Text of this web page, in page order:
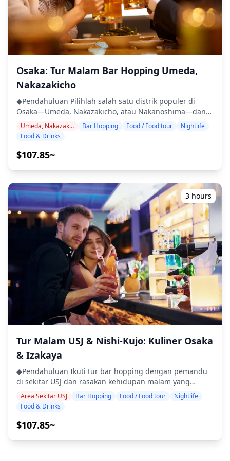
c6c6e3b7b950.webp?w=1200&h=800&fit=crop&q=80) ![]
(https://assets.hldycdn.com/f8bd341d-fb5f-4cff-888c-
611f34a2b9ad.jpg?w=1200&h=800&fit=crop&q=80) ![]
(https://assets.hldycdn.com/87c0dbc4-065e-47d8-ac86-
457d80c9b7e6.jpg?w=1200&h=800&fit=crop&q=80) ![]
(https://assets.hldycdn.com/11c3e6ce-f08f-4e60-98b4-
d7be8f6ec703.webp?w=1200&h=800&fit=crop&q=80)
salah satu distrik hiburan paling terkenal di Osaka
◆Termasuk ・2 minuman di setiap 3 tempat (total 6
minuman) ・Makan malam: hidangan izakaya dan
hidangan khas lokal ・Kunjungi 2–3 tempat — seperti
warung makan, izakaya, atau bar — bersama dengan
pemandu lokal ◆Tidak Termasuk ・Penjemputan dan
pengantaran hotel ・Tip ・Biaya transportasi ・
Minuman atau makanan tambahan yang tidak termasuk
dalam biaya tur ・Pengeluaran pribadi atau belanja
◆Info Tambahan ・Jumlah maksimum peserta untuk tur
ini adalah 8 orang. ・Anak-anak harus didampingi oleh
berusia 20 tahun ke atas (usia minum legal di Jepang).
・Harap diperhatikan bahwa makanan disiapkan di
dapur yang terpisah dari Holiday Travel, jadi kami tidak
dapat menjamin makanan bebas alergi atau
mengakomodasi batasan diet. ◆Tsutenkaku & Shinsekai
– Makanan & Kehidupan Malam Area Tsutenkaku dan
Shinsekai terkenal dengan budaya kushikatsu dan
suasana hiburan retro. Shinsekai adalah rumah bagi
restoran kushikatsu yang sudah lama berdiri seperti
Daruma dan Yaekatsu, di mana aturan "tidak boleh
mencelup dua kali" telah menjadi bagian integral dari
budaya makanan lokal. Pengunjung juga dapat
menikmati makanan jiwa Osaka seperti takoyaki dan
okonomiyaki, menikmati cita rasa unik dari distrik ini. Di
gang-gang sempit Janjan Yokocho, Anda akan
menemukan banyak izakaya kecil, bar berdiri, dan kedai
permainan retro yang menawarkan smartball dan
pachinko. Dengan lampu neon, permainan nostalgia,
dan tempat minum yang nyaman, ini adalah area
tempat Anda dapat menikmati bar-hopping sambil
menikmati suasana retro kota.
Osaka: Tur Malam Bar Hopping Umeda,
Nakazakicho
◆Pendahuluan Pilihlah salah satu distrik populer di
Osaka—Umeda, Nakazakicho, atau Nakanoshima—dan
ikuti tur bar-hopping dengan pemandu untuk
merasakan kehidupan malam kota. Di area yang Anda
cita rasa lokal seperti kushikatsu, yakitori, bir, dan
jalanan hiburan yang ramai, gang-gang retro, atau
tempat-tempat tepi sungai yang bergaya, dan temukan
permata tersembunyi yang hanya diketahui oleh
penduduk setempat. ・Pilih area pilihan Anda: Umeda,
Nakazakicho, atau Nakanoshima (tur tidak mencakup
ketiga area tersebut) ・Kunjungi 2–3 izakaya atau bar
untuk menikmati makanan dan minuman ・Tur
kelompok kecil untuk pengalaman yang intim dan
otentik ・Pelajari tentang budaya lokal dan etika makan
dari pemandu Anda ◆Termasuk ・2 minuman di setiap 3
tempat (total 6 minuman) ・Makan malam: hidangan
izakaya dan makanan khas lokal ・Kunjungi 2–3 tempat
— seperti warung makan, izakaya, atau bar — bersama
dengan pemandu lokal ◆Tidak Termasuk ・Penjemputan
dan pengantaran hotel ・Tip ・Biaya transportasi ・
Minuman atau makanan tambahan yang tidak termasuk
dalam biaya tur ・Pengeluaran pribadi atau belanja
ini adalah 8 orang. ・Anak-anak harus didampingi oleh
orang dewasa. ・Alkohol hanya disajikan untuk peserta
berusia 20 tahun ke atas (usia minum legal di Jepang).
・Harap dicatat bahwa makanan disiapkan di dapur
yang terpisah dari Holiday Travel, jadi kami tidak dapat
menjamin makanan bebas alergi atau mengakomodasi
batasan diet. ◆Umeda, Nakazakicho, Nakanoshima –
Makanan & Kehidupan Malam Umeda adalah salah satu
distrik hiburan tersibuk di Osaka, penuh dengan izakaya
Umeda, Nakazakicho, Nakanoshima Bar Hopping Food / Food tour
Nightlife
Food & Drinks
$107.85~
3 hours
Tur Malam USJ & Nishi-Kujo: Kuliner Osaka
& Izakaya
◆Pendahuluan Ikuti tur bar hopping dengan pemandu
di sekitar USJ dan rasakan kehidupan malam yang
semarak di sekitar Universal Studios Japan. Kunjungi
tiga izakaya atau bar pilihan untuk menikmati hidangan
bir lokal. Sambil menjelajahi distrik CityWalk yang ramai
permata tersembunyi dan tempat makan lokal otentik
Area Sekitar USJ Bar Hopping Food / Food tour
Nightlife
Food & Drinks
$107.85~